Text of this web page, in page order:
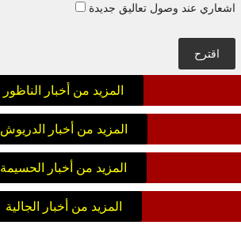
اشعاري عند وصول تعاليق جديدة
اقترح
المزيد من أخبار الناظور
المزيد من أخبار الدريوش
المزيد من أخبار الحسيمة
المزيد من أخبار الجالية